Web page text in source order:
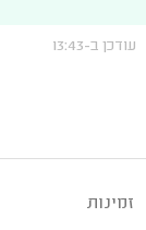
עודכן ב-13:43
זמינות